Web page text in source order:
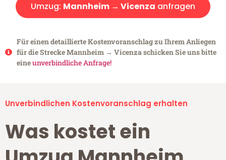
Umzug: Mannheim → Vicenza anfragen
Für einen detaillierte Kostenvoranschlag zu Ihrem Anliegen
für die Strecke Mannheim → Vicenza schicken Sie uns bitte
eineunverbindliche Anfrage!
Unverbindlichen Kostenvoranschlag erhalten
Was kostet ein